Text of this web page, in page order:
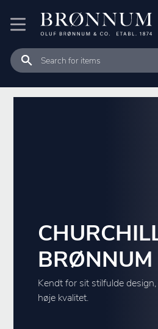
BRØNNUM
Kendt for sit stilfulde
høje kvalitet.